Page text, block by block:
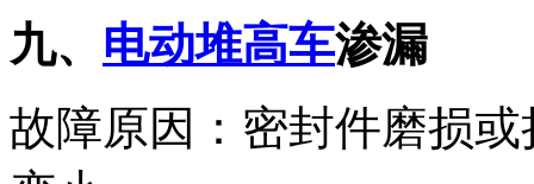
九、 电动堆高车渗漏
故障原因：密封件磨损